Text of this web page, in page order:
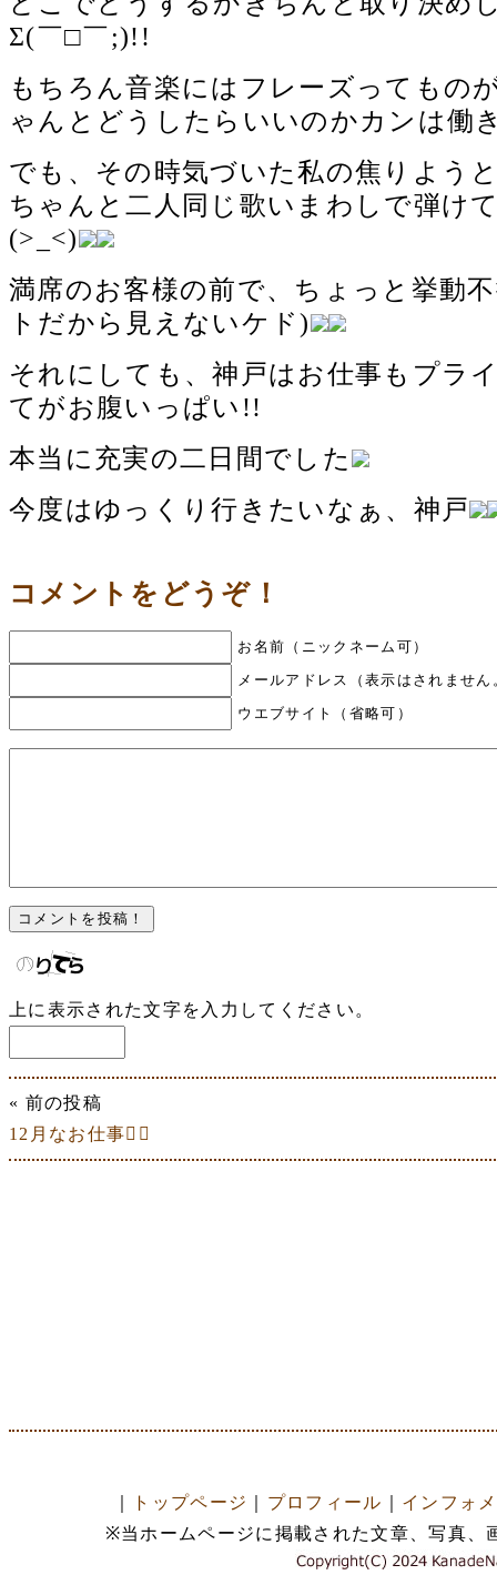
Σ(￣□￣;)!!
もちろん音楽にはフレーズってもの
ゃんとどうしたらいいのかカンは働
でも、その時気づいた私の焦りよう
ちゃんと二人同じ歌いまわしで弾け
(>_<)
満席のお客様の前で、ちょっと挙動
トだから見えないケド)
それにしても、神戸はお仕事もプラ
てがお腹いっぱい!!
本当に充実の二日間でした
今度はゆっくり行きたいなぁ、神戸
コメントをどうぞ！
お名前（ニックネーム可）
メールアドレス（表示はされませ
ウエブサイト（省略可）
上に表示された文字を入力してください。
« 前の投稿
12月なお仕事
トップページ プロフィール
インフォ
※当ホームページに掲載された文章、写真、